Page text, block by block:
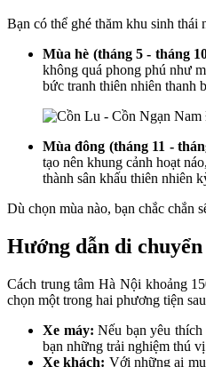
Bạn có thể ghé thăm khu sinh thái
Mùa hè (tháng 5 - tháng
không quá phong phú như
bức tranh thiên nhiên thanh
Mùa đông (tháng 11 -
tạo nên khung cảnh hoạt
thành sân khấu thiên nhiên
Dù chọn mùa nào, bạn chắc chắn
Hướng dẫn di
Cách trung tâm Hà Nội khoảng
chọn một trong hai phương tiện
Xe máy: Nếu bạn yêu
bạn những trải nghiệm thú
Xe khách: Với những ai